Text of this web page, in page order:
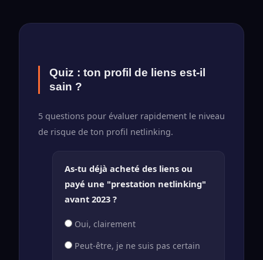
Quiz : ton profil de liens est-il
sain ?
5 questions pour évaluer rapidement le niveau
de risque de ton profil netlinking.
As-tu déjà acheté des liens ou
payé une "prestation netlinking"
avant 2023 ?
Oui, clairement
Peut-être, je ne suis pas certain